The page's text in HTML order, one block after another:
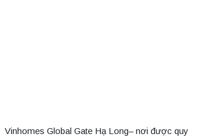
Vinhomes Global Gate Hạ Long– nơi được quy